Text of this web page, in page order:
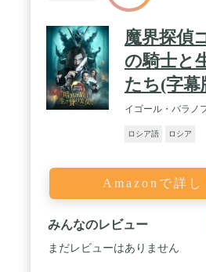
魔界探偵
の騎士と
たち(字幕
イゴール・バラノ
ロシア語 ロシア
Amazonで詳し
みんなのレビュー
まだレビューはありません